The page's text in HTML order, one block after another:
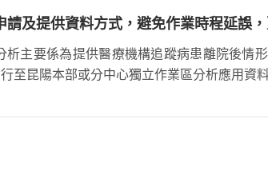
請及提供資料方式，避免作業時程延誤
析主要係為提供醫療機構追蹤病患離院後情
至昆陽本部或分中心獨立作業區分析應用資